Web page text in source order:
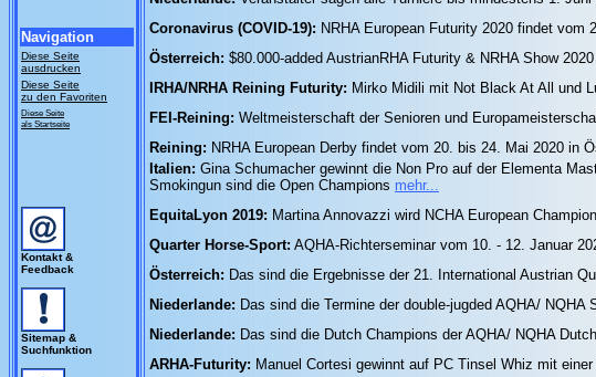
Navigation
Diese Seite
ausdrucken
Diese Seite
zu den Favoriten
Diese Seite
als Startseite
Kontakt &
Feedback
Sitemap &
Suchfunktion
Coronavirus (COVID-19): NRHA European Futurity 2020 findet
Österreich: $80.000-added AustrianRHA Futurity & NRHA Show
IRHA/NRHA Reining Futurity: Mirko Midili mit Not Black At All und
FEI-Reining: Weltmeisterschaft der Senioren und
Reining: NRHA European Derby findet vom 20. bis 24. Mai 2020 in
Italien: Gina Schumacher gewinnt die Non Pro auf der Elementa
Smokingun sind die Open Champions mehr...
EquitaLyon 2019: Martina Annovazzi wird NCHA European
Quarter Horse-Sport: AQHA-Richterseminar vom 10. - 12. Januar
Österreich: Das sind die Ergebnisse der 21. International Austrian
Niederlande: Das sind die Termine der double-jugded AQHA/ NQHA
Niederlande: Das sind die Dutch Champions der AQHA/ NQHA
ARHA-Futurity: Manuel Cortesi gewinnt auf PC Tinsel Whiz mit